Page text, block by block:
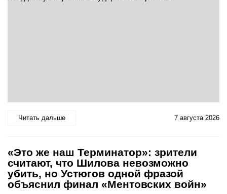
Читать дальше 7 августа 2026
«Это же наш Терминатор»: зрители
считают, что Шилова невозможно
убить, но Устюгов одной фразой
объяснил финал «Ментовских войн»